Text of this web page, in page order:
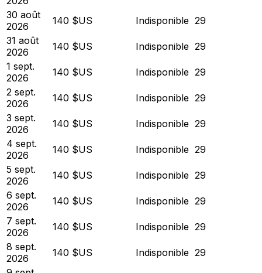
30 août
2026
140 $US Indisponible 29
31 août
2026
140 $US Indisponible 29
1 sept.
2026
140 $US Indisponible 29
2 sept.
2026
140 $US Indisponible 29
3 sept.
2026
140 $US Indisponible 29
4 sept.
2026
140 $US Indisponible 29
5 sept.
2026
140 $US Indisponible 29
6 sept.
2026
140 $US Indisponible 29
7 sept.
2026
140 $US Indisponible 29
8 sept.
2026
140 $US Indisponible 29